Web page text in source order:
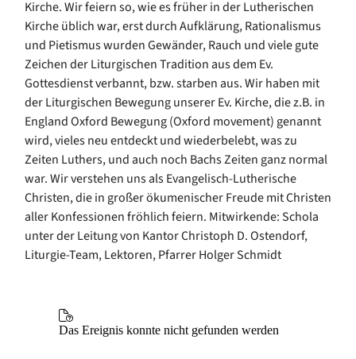
Kirche. Wir feiern so, wie es früher in der Lutherischen
Kirche üblich war, erst durch Aufklärung, Rationalismus
und Pietismus wurden Gewänder, Rauch und viele gute
Zeichen der Liturgischen Tradition aus dem Ev.
Gottesdienst verbannt, bzw. starben aus. Wir haben mit
der Liturgischen Bewegung unserer Ev. Kirche, die z.B. in
England Oxford Bewegung (Oxford movement) genannt
wird, vieles neu entdeckt und wiederbelebt, was zu
Zeiten Luthers, und auch noch Bachs Zeiten ganz normal
war. Wir verstehen uns als Evangelisch-Lutherische
Christen, die in großer ökumenischer Freude mit Christen
aller Konfessionen fröhlich feiern. Mitwirkende: Schola
unter der Leitung von Kantor Christoph D. Ostendorf,
Liturgie-Team, Lektoren, Pfarrer Holger Schmidt